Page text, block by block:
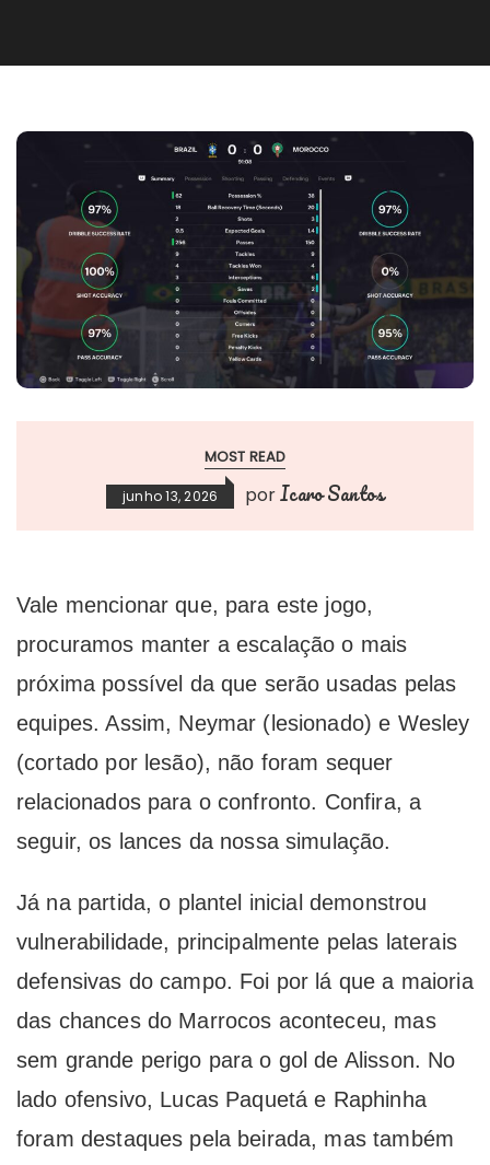
MOST READ
junho 13, 2026 porIcaro Santos
Vale mencionar que, para este jogo,
procuramos manter a escalação o mais
próxima possível da que serão usadas pelas
equipes. Assim, Neymar (lesionado) e Wesley
(cortado por lesão), não foram sequer
relacionados para o confronto. Confira, a
seguir, os lances da nossa simulação.
Já na partida, o plantel inicial demonstrou
vulnerabilidade, principalmente pelas laterais
defensivas do campo. Foi por lá que a maioria
das chances do Marrocos aconteceu, mas
sem grande perigo para o gol de Alisson. No
lado ofensivo, Lucas Paquetá e Raphinha
foram destaques pela beirada, mas também